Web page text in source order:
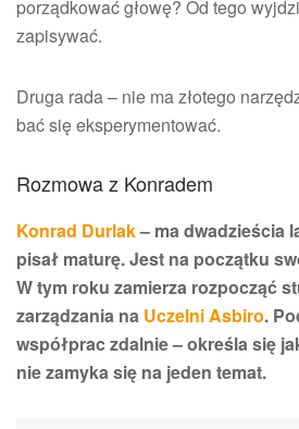
porządkować głowę? Od tego
zapisywać.
Druga rada – nie ma złotego
bać się eksperymentować.
Rozmowa z Konradem
Konrad Durlak– ma dwadzieścia
pisał maturę. Jest na początku
W tym roku zamierza rozpocząć
zarządzania na Uczelni Asbiro.
współprac zdalnie – określa się
nie zamyka się na jeden temat.